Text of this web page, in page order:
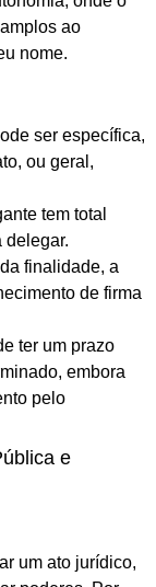
ao
nome.
ser específica,
ou geral,
tem total
delegar.
finalidade, a
de firma
ter um prazo
embora
pelo
e
um ato jurídico,